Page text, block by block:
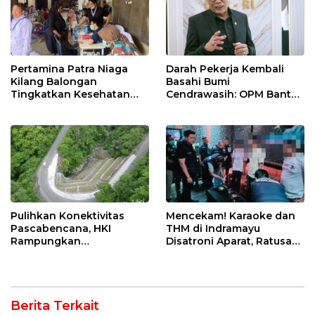
Pertamina Patra Niaga
Kilang Balongan
Tingkatkan Kesehatan
Rutin dan Edukasi
Perawatan Gigi
Darah Pekerja Kembali
Basahi Bumi
Cendrawasih: OPM Bantai
Pulihkan Konektivitas
Pascabencana, HKI
Rampungkan
Mencekam! Karaoke dan
THM di Indramayu
Disatroni Aparat, Ratusan
Berita Terkait